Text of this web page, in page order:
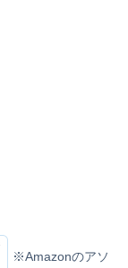
※Amazonのアソ